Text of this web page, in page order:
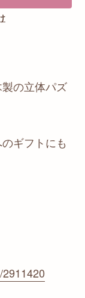
の立体パズ
ギフトにも